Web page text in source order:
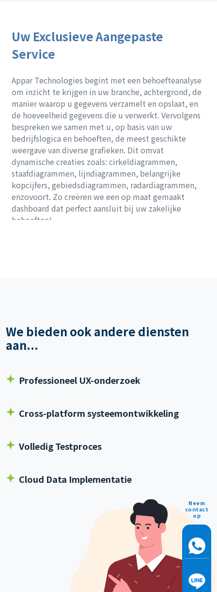
Uw Exclusieve Aangepaste
Service
Appar Technologies begint met een behoefteanalyse
om inzicht te krijgen in uw branche, achtergrond, de
manier waarop u gegevens verzamelt en opslaat, en
de hoeveelheid gegevens die u verwerkt. Vervolgens
bespreken we samen met u, op basis van uw
bedrijfslogica en behoeften, de meest geschikte
weergave van diverse grafieken. Dit omvat
dynamische creaties zoals: cirkeldiagrammen,
staafdiagrammen, lijndiagrammen, belangrijke
kopcijfers, gebiedsdiagrammen, radardiagrammen,
enzovoort. Zo creëren we een op maat gemaakt
dashboard dat perfect aansluit bij uw zakelijke
behoeften!
We bieden ook andere diensten
aan...
Professioneel UX-onderzoek
Cross-platform systeemontwikkeling
Volledig Testproces
Cloud Data Implementatie
Neem
contact
op